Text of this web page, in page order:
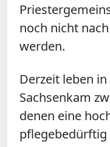
noch nicht
werden.
Derzeit leben
Sachsenkam
denen eine
pflegebedürftig